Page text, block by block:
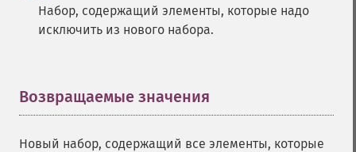
Набор, содержащий элементы, которые надо
исключить из нового набора.
Возвращаемые значения
Новый набор, содержащий все элементы, которые